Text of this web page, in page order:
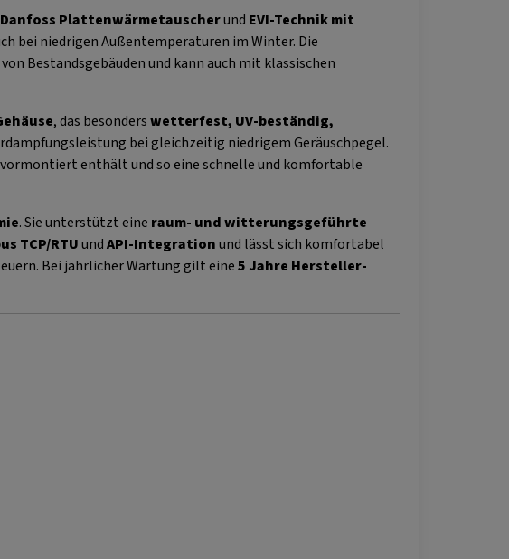
Danfoss Plattenwärmetauscherund EVI-Technik mit
bei niedrigen Außentemperaturen im Winter. Die
von Bestandsgebäuden und kann auch mit klassischen
, das besonderswetterfest, UV-beständig,
bei gleichzeitig niedrigem Geräuschpegel.
enthält und so eine schnelle und komfortable
. Sie unterstützt eine raum- und witterungsgeführte
TCP/RTUundAPI-Integrationund lässt sich komfortabel
Bei jährlicher Wartung gilt eine5 Jahre Hersteller-